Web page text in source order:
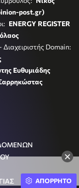
×
post.gr)
ENERGY REGISTER
- Διαχειριστής Domain:
Ευθυμιάδης
ΑΠΟΡΡΗΤΟ